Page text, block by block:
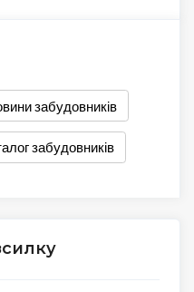
забудовників
забудовників